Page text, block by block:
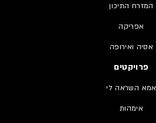
המזרח התיכון
אפריקה
אסיה ואירופה
פרויקטים
אמא השראה לי
אימהות